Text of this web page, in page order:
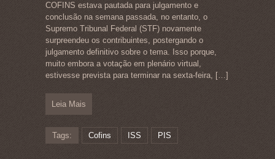
COFINS estava pautada para julgamento e
conclusão na semana passada, no entanto, o
Supremo Tribunal Federal (STF) novamente
surpreendeu os contribuintes, postergando o
julgamento definitivo sobre o tema. Isso porque,
muito embora a votação em plenário virtual,
estivesse prevista para terminar na sexta-feira, […]
Leia Mais
Tags: Cofins ISS PIS